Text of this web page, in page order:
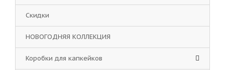
Скидки
НОВОГОДНЯЯ КОЛЛЕКЦИЯ
Коробки для капкейков